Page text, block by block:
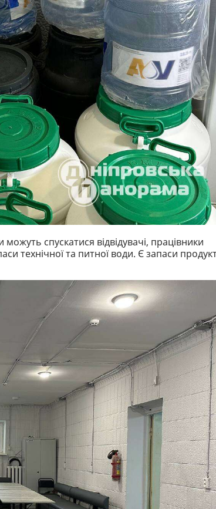
можуть спускатися відвідувачі, працівники
технічної та питної води. Є запаси